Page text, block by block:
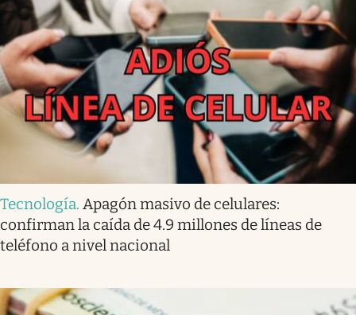
Tecnología. Apagón masivo de celulares:
confirman la caída de 4.9 millones de líneas de
teléfono a nivel nacional